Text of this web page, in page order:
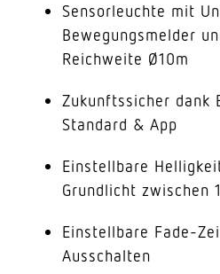
Sensorleuchte mit
Bewegungsmelder
Reichweite Ø10m
Zukunftssicher dank
Standard & App
Einstellbare
Grundlicht zwischen
Einstellbare Fade-
Ausschalten